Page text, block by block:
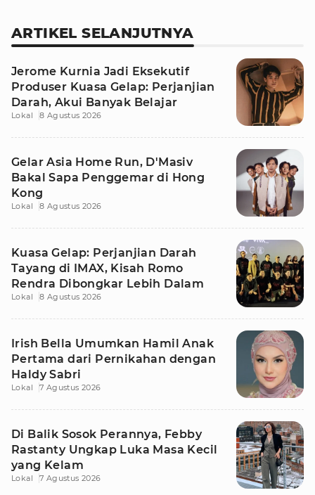
ARTIKEL SELANJUTNYA
Jerome Kurnia Jadi Eksekutif
Produser Kuasa Gelap: Perjanjian
Darah, Akui Banyak Belajar
Lokal 8 Agustus 2026
Gelar Asia Home Run, D'Masiv
Bakal Sapa Penggemar di Hong
Kong
Lokal 8 Agustus 2026
Kuasa Gelap: Perjanjian Darah
Tayang di IMAX, Kisah Romo
Rendra Dibongkar Lebih Dalam
Lokal 8 Agustus 2026
Irish Bella Umumkan Hamil Anak
Pertama dari Pernikahan dengan
Haldy Sabri
Lokal 7 Agustus 2026
Di Balik Sosok Perannya, Febby
Rastanty Ungkap Luka Masa Kecil
yang Kelam
Lokal 7 Agustus 2026